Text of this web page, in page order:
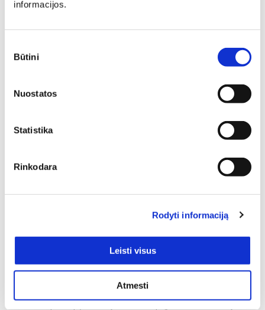
informacijos.
pasirinkimas
Būtini
Nuostatos
Statistika
Rinkodara
Rodyti informaciją
Leisti visus
Atmesti
Minkšti baldai yra vienas svarbiausių interjero elementų,
Jei Jus domina funkcionalūs, patvarūs, puikiai atrodantys
bei, žinoma, aukštos kokybės baldai, tai Ąžuoliniai
po asortimentą ir neabejojame, jog atrasite tai, kas
besiskiriančių savo charakteristika ir / ar išorės dizainu.
Kaina: nuo pigiausių iki brangiausių
Ne paslaptis, jog pirkėjai turi skirtingą perkamąją galią: